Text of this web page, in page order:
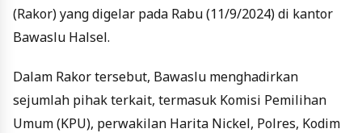
(Rakor) yang digelar pada Rabu (11/9/2024) di kantor
Bawaslu Halsel.
Dalam Rakor tersebut, Bawaslu menghadirkan
sejumlah pihak terkait, termasuk Komisi Pemilihan
Umum (KPU), perwakilan Harita Nickel, Polres, Kodim